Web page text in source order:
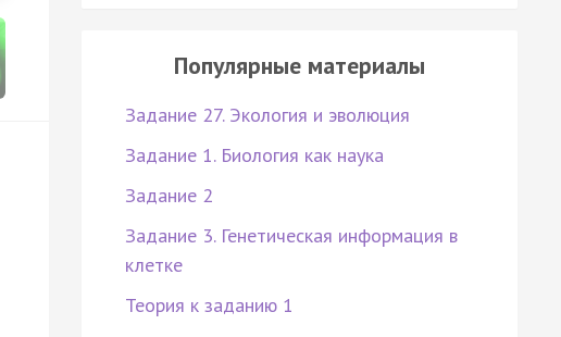
Популярные материалы
Задание 27. Экология и эволюция
Задание 1. Биология как наука
Задание 2
Задание 3. Генетическая информация в
клетке
Теория к заданию 1